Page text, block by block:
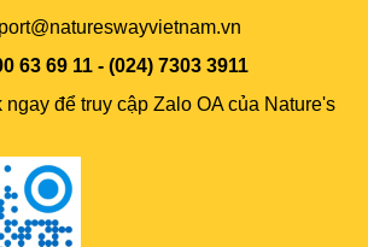
63 69 11 - (024) 7303 3911
ngay để truy cập Zalo OA của Nature's